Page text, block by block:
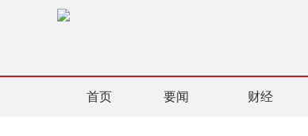
首页 要闻 财经